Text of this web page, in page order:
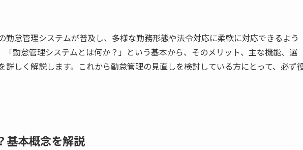
勤怠管理システムが普及し、多様な勤務形態や法令対応に柔軟に対応できるよう
「勤怠管理システムとは何か？」という基本から、そのメリット、主な機能、選
詳しく解説します。これから勤怠管理の見直しを検討している方にとって、必ず
基本概念を解説